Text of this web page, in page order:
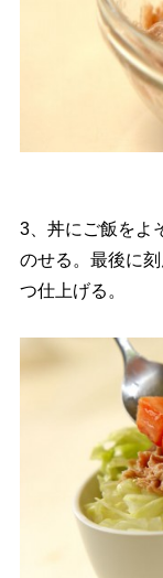
3、丼にご飯をよ
のせる。最後に
つ仕上げる。